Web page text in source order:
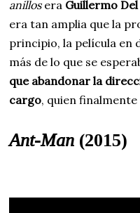
anillosera Guillermo
era tan amplia que la
principio, la película en
más de lo que se
que abandonar la
cargo, quien
Ant-Man (2015)